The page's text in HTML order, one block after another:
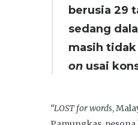
berusia 29
sedang
masih tidak
on usai
“LOST for words,